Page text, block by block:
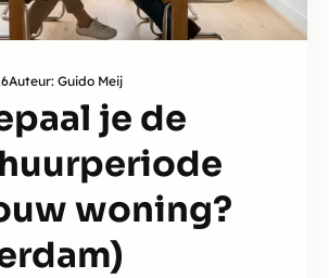
Auteur: Guido Meij
je de
woning?